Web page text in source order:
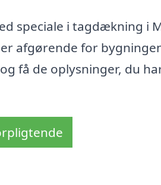
speciale i tagdækning i
afgørende for
få de oplysninger, du